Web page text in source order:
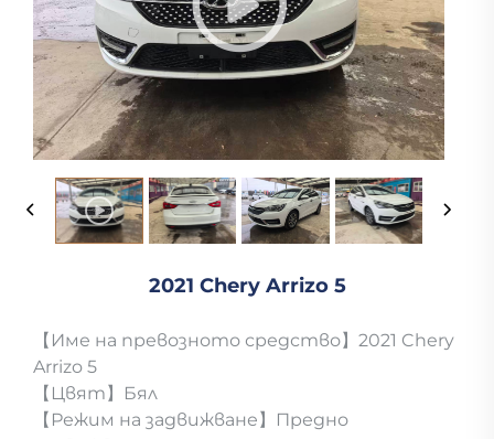
2021 Chery Arrizo 5
【Име на превозното средство】2021 Chery
Arrizo 5
【Цвят】Бял
【Режим на задвижване】Предно